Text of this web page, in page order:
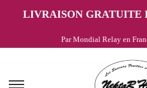
LIVRAISON GRATUITE
Par Mondial Relay en